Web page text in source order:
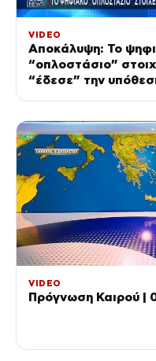
VIDEO
Αποκάλυψη: Το
“οπλοστάσιο”
“έδεσε” την
VIDEO
Πρόγνωση Καιρού |